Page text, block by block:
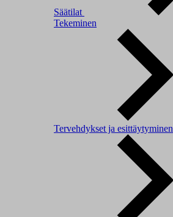
Säätilat
Tekeminen
Tervehdykset ja esittäytyminen